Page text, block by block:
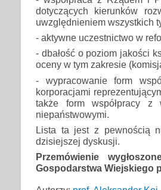
dotyczących kierunków
uwzględnieniem wszystkich
- aktywne uczestnictwo w
- dbałość o poziom jakości
oceny w tym zakresie
- wypracowanie form
korporacjami
także form współpracy z
niepaństwowymi.
Lista ta jest z pewnością
dzisiejszej dyskusji.
Przemówienie
Gospodarstwa Wiejskiego